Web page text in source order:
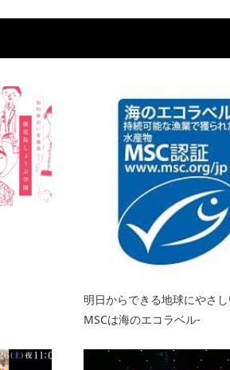
明日からできる地球にやさ
MSCは海のエコラベル-